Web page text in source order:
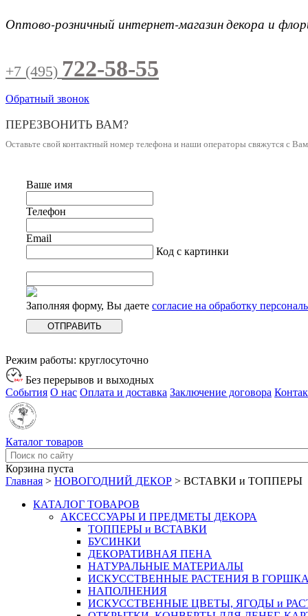
Оптово-розничный интернет-магазиндекора и
+7 (495) 722-58-55
Обратный звонок
ПЕРЕЗВОНИТЬ ВАМ?
Оставьте свой контактный номер телефона и наши операторы свяжутся с
Ваше имя
Телефон
Email
Код с картинки
Заполняя форму, Вы даете согласие на обработку
Режим работы: круглосуточно
Без перерывов и выходных
События О нас Оплата и доставка Заключение договора
Каталог товаров
Корзина пуста
Главная > НОВОГОДНИЙ ДЕКОР > ВСТАВКИ и ТОППЕРЫ
КАТАЛОГ ТОВАРОВ
АКСЕССУАРЫ И ПРЕДМЕТЫ ДЕКОРА
ТОППЕРЫ и ВСТАВКИ
БУСИНКИ
ДЕКОРАТИВНАЯ ПЕНА
НАТУРАЛЬНЫЕ МАТЕРИАЛЫ
ИСКУССТВЕННЫЕ РАСТЕНИЯ В
НАПОЛНЕНИЯ
ИСКУССТВЕННЫЕ ЦВЕТЫ, ЯГОДЫ и